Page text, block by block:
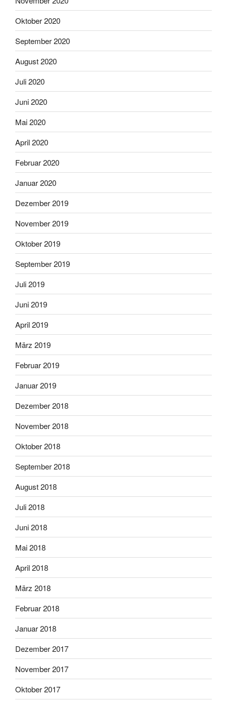
Oktober 2020
September 2020
August 2020
Juli 2020
Juni 2020
Mai 2020
April 2020
Februar 2020
Januar 2020
Dezember 2019
November 2019
Oktober 2019
September 2019
Juli 2019
Juni 2019
April 2019
März 2019
Februar 2019
Januar 2019
Dezember 2018
November 2018
Oktober 2018
September 2018
August 2018
Juli 2018
Juni 2018
Mai 2018
April 2018
März 2018
Februar 2018
Januar 2018
Dezember 2017
November 2017
Oktober 2017